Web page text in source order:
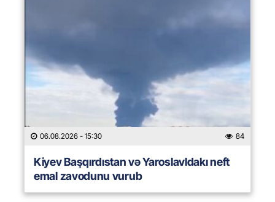
06.08.2026 - 15:30 84
Kiyev Başqırdıstan və Yaroslavldakı neft
emal zavodunu vurub